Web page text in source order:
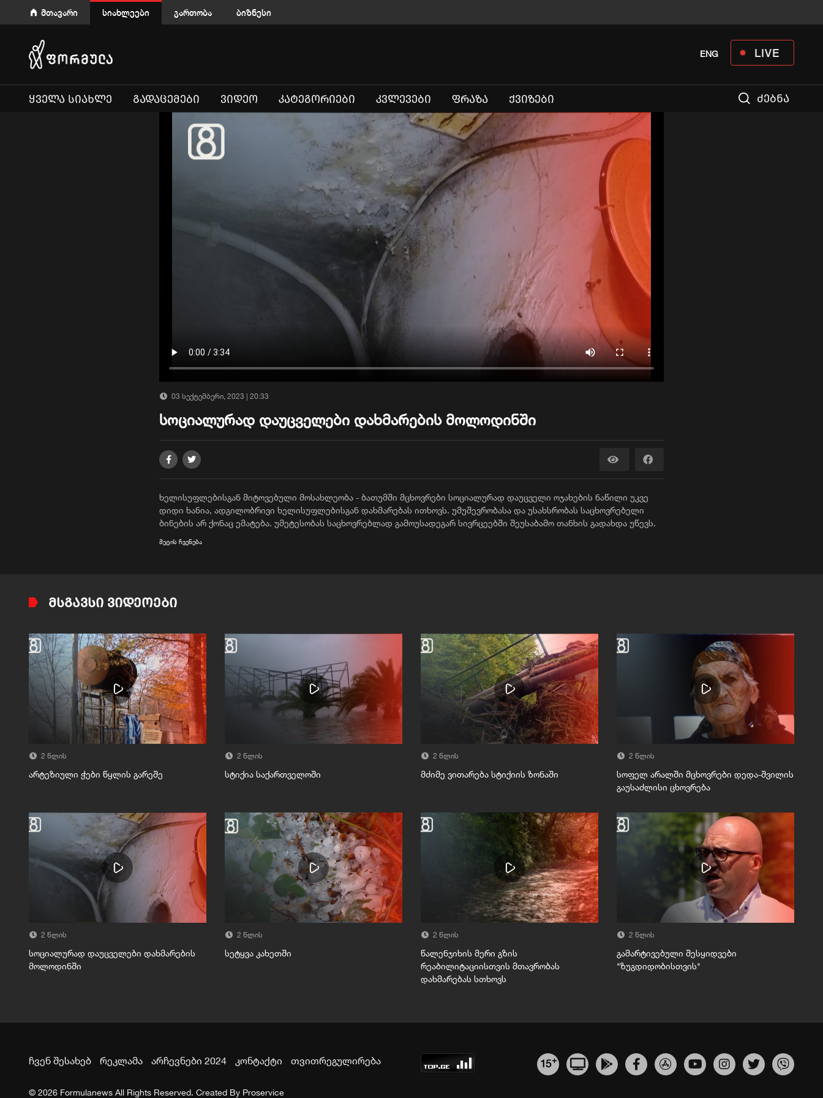
მთავარი სიახლეები გართობა ბიზნესი
LIVE
ENG
ᲧᲕᲔᲚᲐ ᲡᲘᲐᲮᲚᲔ ᲒᲐᲓᲐᲪᲔᲛᲔᲑᲘ ᲕᲘᲓᲔᲝ ᲙᲐᲢᲔᲒᲝᲠᲘᲔᲑᲘ ᲙᲕᲚᲔᲕᲔᲑᲘ ᲤᲠᲐᲖᲐ ᲥᲕᲘᲖᲔᲑᲘ ძებნა
03 სექტემბერი, 2023 | 20:33
სოციალურად დაუცველები დახმარების მოლოდინში
ხელისუფლებისგან მიტოვებული მოსახლეობა - ბათუმში მცხოვრები სოციალურად დაუცველი ოჯახების ნაწილი უკვე
დიდი ხანია, ადგილობრივი ხელისუფლებისგან დახმარებას ითხოვს. უმუშევრობასა და უსახსრობას საცხოვრებელი
ბინების არ ქონაც ემატება. უმეტესობას საცხოვრებლად გამოუსადეგარ სივრცეებში შეუსაბამო თანხის გადახდა უწევს.
მეტის ჩვენება
ᲛᲡᲒᲐᲕᲡᲘ ᲕᲘᲓᲔᲝᲔᲑᲘ
2 წლის
არტეზიული ჭები წყლის გარეშე
2 წლის
სტიქია საქართველოში
2 წლის
მძიმე ვითარება სტიქიის ზონაში
2 წლის
სოფელ არალში მცხოვრები დედა-შვილის
გაუსაძლისი ცხოვრება
2 წლის
სოციალურად დაუცველები დახმარების
მოლოდინში
2 წლის
სეტყვა კახეთში
2 წლის
წალენჯიხის მერი გზის
რეაბილიტაციისთვის მთავრობას
დახმარებას სთხოვს
2 წლის
გამარტივებული შესყიდვები
"ზუგდიდობისთვის"
ჩვენ შესახებ რეკლამა არჩევნები 2024 კონტაქტი თვითრეგულირება 15+
© 2026 Formulanews All Rights Reserved. Created By Proservice